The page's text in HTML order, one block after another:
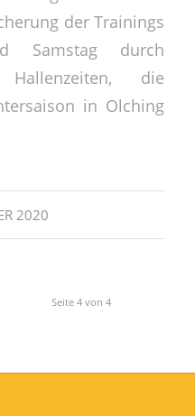
der Trainings
Samstag durch
die
in Olching
2020
Seite 4 von 4